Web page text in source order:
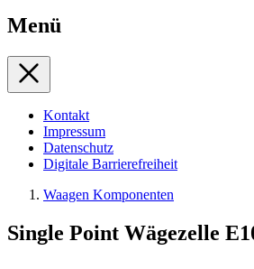
Menü
Kontakt
Impressum
Datenschutz
Digitale Barrierefreiheit
Waagen Komponenten
Single Point Wägezelle